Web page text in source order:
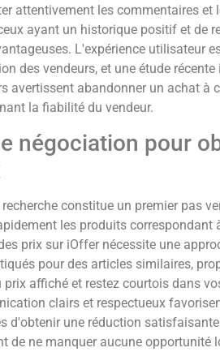
attentivement les commentaires et
ayant un historique positif et de
L'expérience utilisateur
des vendeurs, et une étude
avertissent abandonner un achat à
la fiabilité du vendeur.
négociation pour
constitue un premier pas
les produits correspondant
prix sur iOffer nécessite une
pour des articles similaires,
affiché et restez courtois dans
clairs et respectueux
d'obtenir une réduction
de ne manquer aucune opportunité